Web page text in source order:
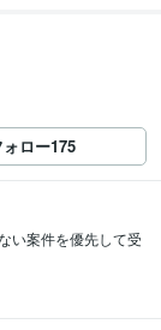
ォロー175
い案件を優先して受